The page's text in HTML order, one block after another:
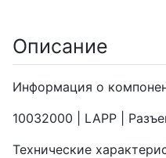
Описание
Информация о
10032000 | LAPP |
Технические